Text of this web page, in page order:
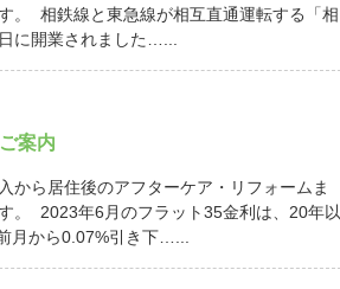
。 相鉄線と東急線が相互直通運転する「相
に開業されました…...
案内
から居住後のアフターケア・リフォームま
。 2023年6月のフラット35金利は、20年以
月から0.07%引き下…...